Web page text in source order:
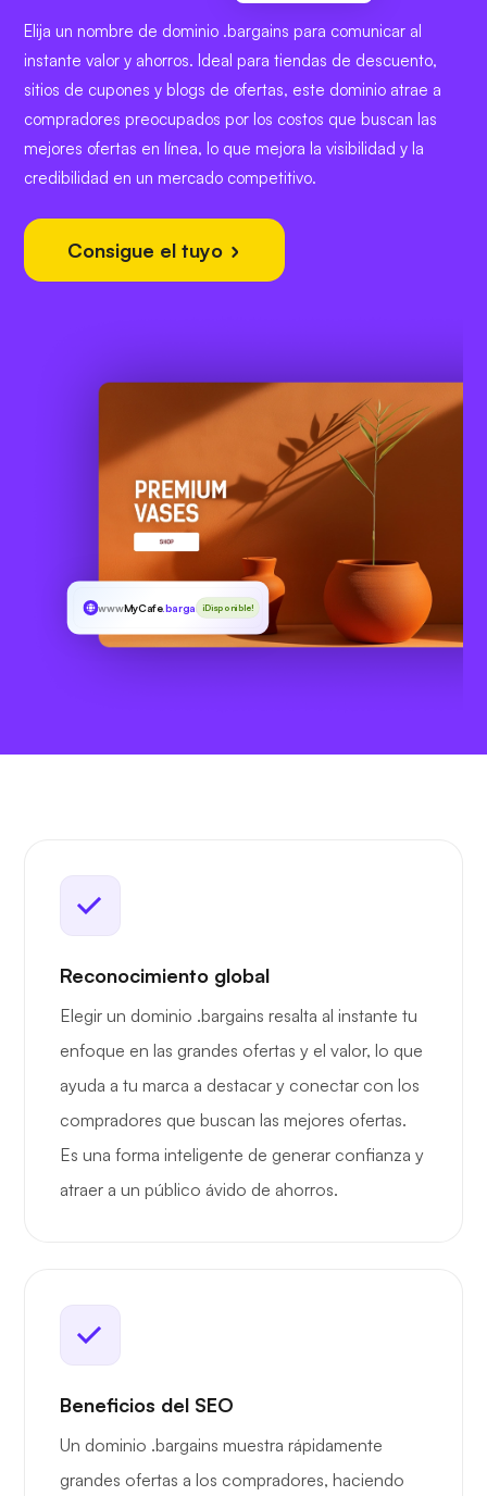
Elija un nombre de dominio .bargains para comunicar al
instante valor y ahorros. Ideal para tiendas de descuento,
sitios de cupones y blogs de ofertas, este dominio atrae a
compradores preocupados por los costos que buscan las
mejores ofertas en línea, lo que mejora la visibilidad y la
credibilidad en un mercado competitivo.
Consigue el tuyo
wwwMyCafe.bargains¡Disponible!
Reconocimiento global
Elegir un dominio .bargains resalta al instante tu
enfoque en las grandes ofertas y el valor, lo que
ayuda a tu marca a destacar y conectar con los
compradores que buscan las mejores ofertas.
Es una forma inteligente de generar confianza y
atraer a un público ávido de ahorros.
Beneficios del SEO
Un dominio .bargains muestra rápidamente
grandes ofertas a los compradores, haciendo